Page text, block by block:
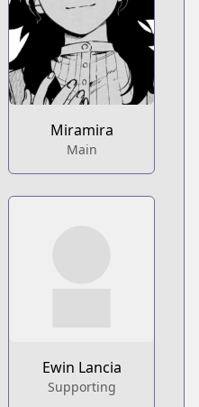
Miramira
Main
Ewin Lancia
Supporting